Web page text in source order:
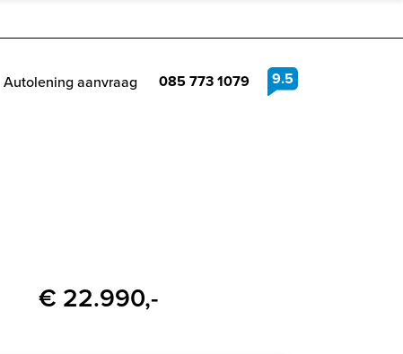
9.5
Autolening aanvraag 085 773 1079
€ 22.990,-